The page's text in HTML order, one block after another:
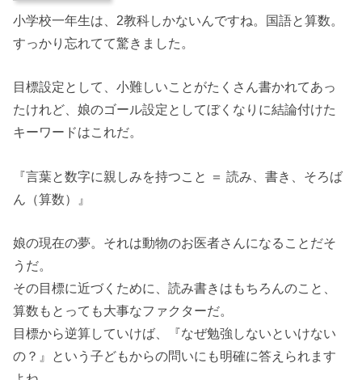
小学校一年生は、2教科しかないんですね。国語と算数。
すっかり忘れてて驚きました。
目標設定として、小難しいことがたくさん書かれてあっ
たけれど、娘のゴール設定としてぼくなりに結論付けた
キーワードはこれだ。
『言葉と数字に親しみを持つこと ＝ 読み、書き、そろば
ん（算数）』
娘の現在の夢。それは動物のお医者さんになることだそ
うだ。
その目標に近づくために、読み書きはもちろんのこと、
算数もとっても大事なファクターだ。
目標から逆算していけば、『なぜ勉強しないといけない
の？』という子どもからの問いにも明確に答えられます